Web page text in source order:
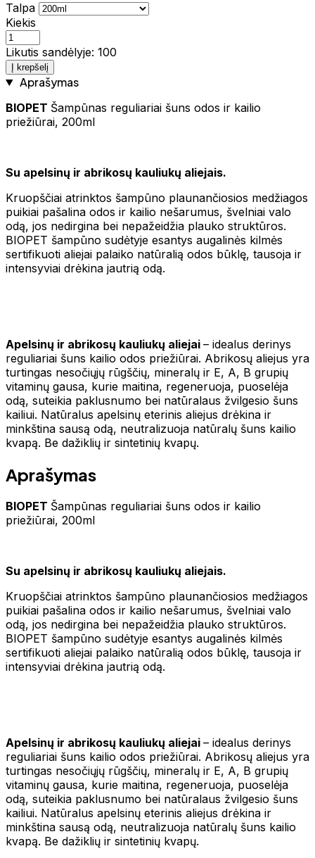
Talpa
Kiekis
Likutis sandėlyje: 100
Į krepšelį
Aprašymas
BIOPET Šampūnas reguliariai šuns odos ir kailio
priežiūrai, 200ml
Su apelsinų ir abrikosų kauliukų aliejais.
Kruopščiai atrinktos šampūno plaunančiosios medžiagos
puikiai pašalina odos ir kailio nešarumus, švelniai valo
odą, jos nedirgina bei nepažeidžia plauko struktūros.
BIOPET šampūno sudėtyje esantys augalinės kilmės
sertifikuoti aliejai palaiko natūralią odos būklę, tausoja ir
intensyviai drėkina jautrią odą.
Apelsinų ir abrikosų kauliukų aliejai – idealus derinys
reguliariai šuns kailio odos priežiūrai. Abrikosų aliejus yra
turtingas nesočiųjų rūgščių, mineralų ir E, A, B grupių
vitaminų gausa, kurie maitina, regeneruoja, puoselėja
odą, suteikia paklusnumo bei natūralaus žvilgesio šuns
kailiui. Natūralus apelsinų eterinis aliejus drėkina ir
minkština sausą odą, neutralizuoja natūralų šuns kailio
kvapą. Be dažiklių ir sintetinių kvapų.
Aprašymas
BIOPET Šampūnas reguliariai šuns odos ir kailio
priežiūrai, 200ml
Su apelsinų ir abrikosų kauliukų aliejais.
Kruopščiai atrinktos šampūno plaunančiosios medžiagos
puikiai pašalina odos ir kailio nešarumus, švelniai valo
odą, jos nedirgina bei nepažeidžia plauko struktūros.
BIOPET šampūno sudėtyje esantys augalinės kilmės
sertifikuoti aliejai palaiko natūralią odos būklę, tausoja ir
intensyviai drėkina jautrią odą.
Apelsinų ir abrikosų kauliukų aliejai – idealus derinys
reguliariai šuns kailio odos priežiūrai. Abrikosų aliejus yra
turtingas nesočiųjų rūgščių, mineralų ir E, A, B grupių
vitaminų gausa, kurie maitina, regeneruoja, puoselėja
odą, suteikia paklusnumo bei natūralaus žvilgesio šuns
kailiui. Natūralus apelsinų eterinis aliejus drėkina ir
minkština sausą odą, neutralizuoja natūralų šuns kailio
kvapą. Be dažiklių ir sintetinių kvapų.